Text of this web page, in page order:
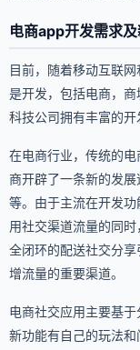
电商app开发需求
目前，随着移动互联
是开发，包括电商，
科技公司拥有丰富的开
在电商行业，传统的
商开辟了一条新的发
等。由于主流在开发
用社交渠道流量的同
全闭环的配送社交分
增流量的重要渠道。
电商社交应用主要基
新功能有自己的玩法